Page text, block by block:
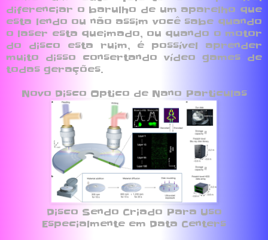
diferenciar o barulho de um aparelho que
esta lendo ou não assim você sabe quando
o laser esta queimado, ou quando o motor
do disco esta ruim, é possível aprender
muito disso consertando vídeo games de
todas gerações.
Novo Disco Optico de Nano Particulas
Disco Sendo Criado Para Uso
Especialmente em Data Centers